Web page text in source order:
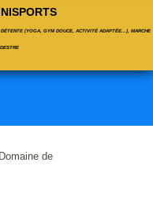
(YOGA, GYM DOUCE, ACTIVITÉ ADAPTÉE...), MARCHE
de